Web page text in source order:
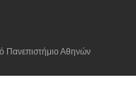
Πανεπιστήμιο Αθηνών